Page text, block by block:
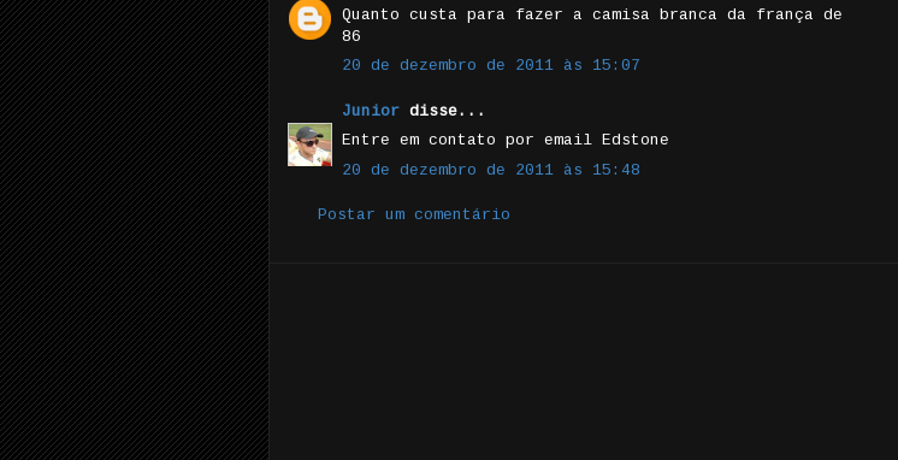
Quanto custa para fazer a camisa branca da frança de
86
20 de dezembro de 2011 às 15:07
Junior disse...
Entre em contato por email Edstone
20 de dezembro de 2011 às 15:48
Postar um comentário